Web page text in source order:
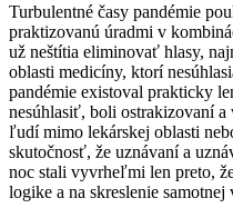
Turbulentné časy pandémie
praktizovanú úradmi v
už neštítia eliminovať hlasy,
oblasti medicíny, ktorí
pandémie existoval prakticky
nesúhlasiť, boli ostrakizovaní
ľudí mimo lekárskej oblasti
skutočnosť, že uznávaní a
noc stali vyvrheľmi len preto,
logike a na skreslenie